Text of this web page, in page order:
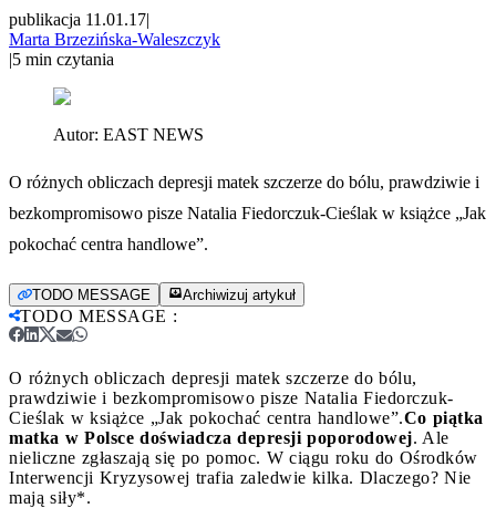
publikacja 11.01.17|
Marta Brzezińska-Waleszczyk
|5 min czytania
Autor: EAST NEWS
O różnych obliczach depresji matek szczerze do bólu, prawdziwie i
bezkompromisowo pisze Natalia Fiedorczuk-Cieślak w książce „Jak
pokochać centra handlowe”.
TODO MESSAGE Archiwizuj artykuł
TODO MESSAGE :
O różnych obliczach depresji matek szczerze do bólu,
prawdziwie i bezkompromisowo pisze Natalia Fiedorczuk-
Cieślak w książce „Jak pokochać centra handlowe”.Co piątka
matka w Polsce doświadcza depresji poporodowej. Ale
nieliczne zgłaszają się po pomoc. W ciągu roku do Ośrodków
Interwencji Kryzysowej trafia zaledwie kilka. Dlaczego? Nie
mają siły*.